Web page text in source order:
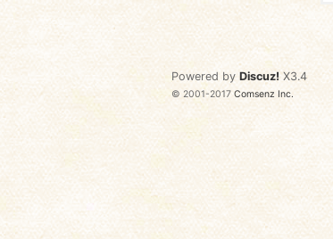
Powered by Discuz! X3.4
© 2001-2017Comsenz Inc.